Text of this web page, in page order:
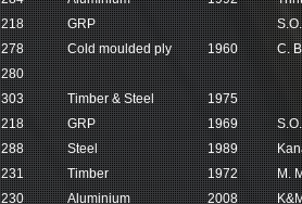
218 GRP
278 Cold moulded ply 1960
C.
280
303 Timber & Steel
1975
218 GRP 1969
288 Steel 1989
231 Timber 1972
M.
230 Aluminium 2008